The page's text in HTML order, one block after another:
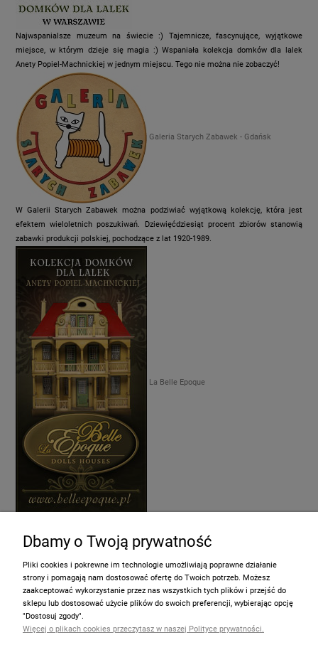
Najwspanialsze muzeum na świecie :) Tajemnicze, fascynujące, wyjątkowe
miejsce, w którym dzieje się magia :) Wspaniała kolekcja domków dla lalek
Anety Popiel-Machnickiej w jednym miejscu. Tego nie można nie zobaczyć!
Galeria Starych Zabawek - Gdańsk
W Galerii Starych Zabawek można podziwiać wyjątkową kolekcję, która jest
efektem wieloletnich poszukiwań. Dziewięćdziesiąt procent zbiorów stanowią
zabawki produkcji polskiej, pochodzące z lat 1920-1989.
La Belle Epoque
zachęcić Was do zapoznania się z fascynującym Światem Domków dla Lalek,
Machnicka
Informacje
Dbamy o Twoją prywatność
Pliki cookies i pokrewne im technologie umożliwiają poprawne działanie
strony i pomagają nam dostosować ofertę do Twoich potrzeb. Możesz
zaakceptować wykorzystanie przez nas wszystkich tych plików i przejść do
sklepu lub dostosować użycie plików do swoich preferencji, wybierając opcję
"Dostosuj zgody".
Więcej o plikach cookies przeczytasz w naszej Polityce prywatności.